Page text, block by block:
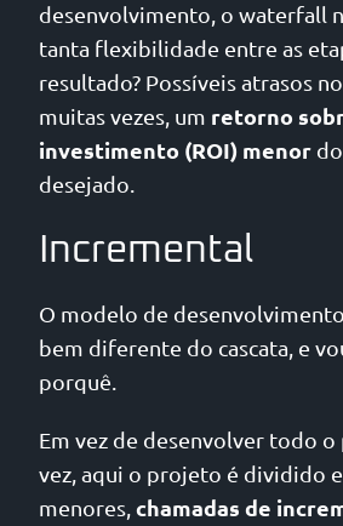
desenvolvimento, o waterfall
tanta flexibilidade entre as
resultado? Possíveis atrasos
muitas vezes, um retorno
investimento (ROI) menor
desejado.
Incremental
O modelo de
bem diferente do cascata, e
porquê.
Em vez de desenvolver todo
vez, aqui o projeto é dividido
menores, chamadas de